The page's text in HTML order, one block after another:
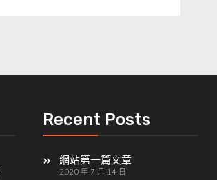
Recent Posts
網站第一篇文章
2020 年 7 月 14 日